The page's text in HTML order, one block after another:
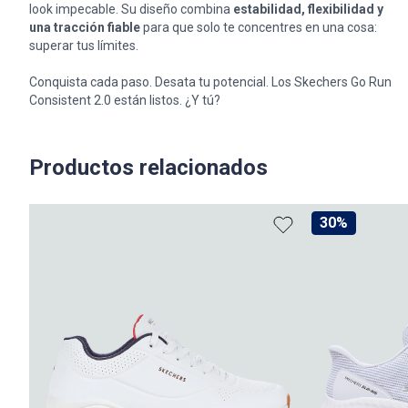
look impecable. Su diseño combina estabilidad, flexibilidad y
una tracción fiablepara que solo te concentres en una cosa:
superar tus límites.
Conquista cada paso. Desata tu potencial. Los Skechers Go Run
Consistent 2.0 están listos. ¿Y tú?
Productos relacionados
30%